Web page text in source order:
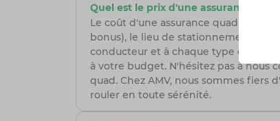
Quel est le prix d'une assurance quad
Le coût d'une assurance quad / SSV
bonus), le lieu de stationnement
conducteur et à chaque type de
à votre budget. N'hésitez pas à
quad. Chez AMV, nous sommes fiers
rouler en toute sérénité.